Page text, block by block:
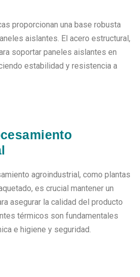
proporcionan una base robusta
aislantes. El acero estructural,
soportar paneles aislantes en
estabilidad y resistencia a
agroindustrial, como plantas
es crucial mantener un
asegurar la calidad del producto
térmicos son fundamentales
e higiene y seguridad.